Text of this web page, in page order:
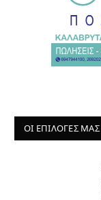
ΟΙ ΕΠΙΛΟΓΈΣ ΜΑΣ